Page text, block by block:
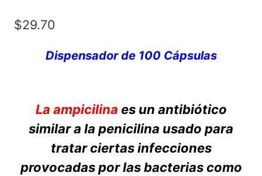
$29.70
Dispensador de 100 Cápsulas
La ampicilina es un antibiótico
similar a la penicilina usado para
tratar ciertas infecciones
provocadas por las bacterias como